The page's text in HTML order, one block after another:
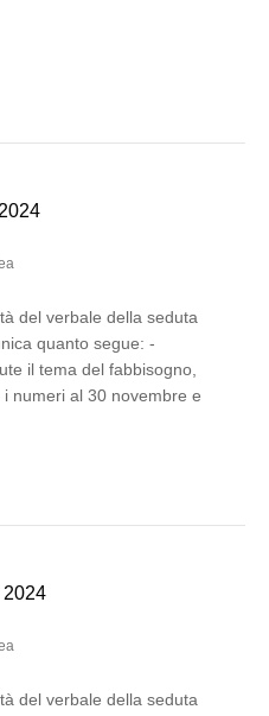
del verbale della seduta
quanto segue: -
il tema del fabbisogno,
numeri al 30 novembre e
2024
del verbale della seduta